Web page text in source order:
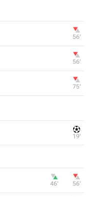
56‎’‎
56‎’‎
75‎’‎
19‎’‎
46‎’‎ 56‎’‎